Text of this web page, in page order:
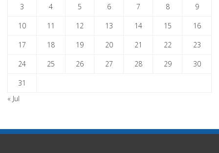
3 4 5 6 7 8 9
10 11 12 13 14 15 16
17 18 19 20 21 22 23
24 25 26 27 28 29 30
31
« Jul